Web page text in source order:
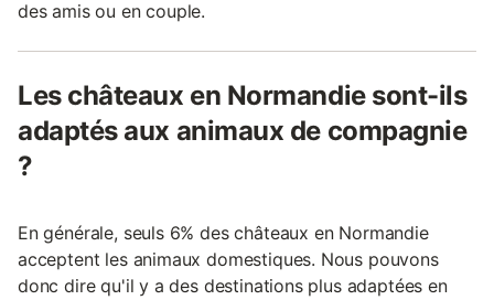
des amis ou en couple.
Les châteaux en Normandie sont-ils
adaptés aux animaux de compagnie
?
En générale, seuls 6% des châteaux en Normandie
acceptent les animaux domestiques. Nous pouvons
donc dire qu'il y a des destinations plus adaptées en